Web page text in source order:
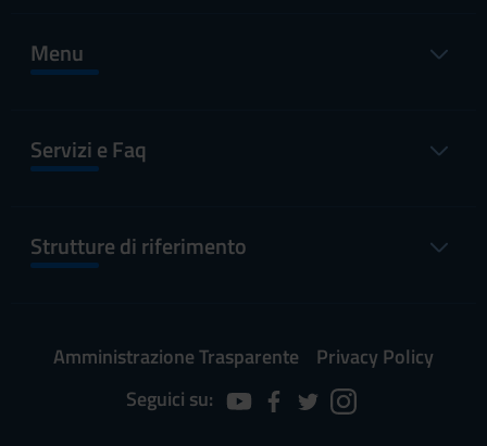
Menu
Servizi e Faq
Strutture di riferimento
Amministrazione Trasparente
Privacy Policy
Seguici su: